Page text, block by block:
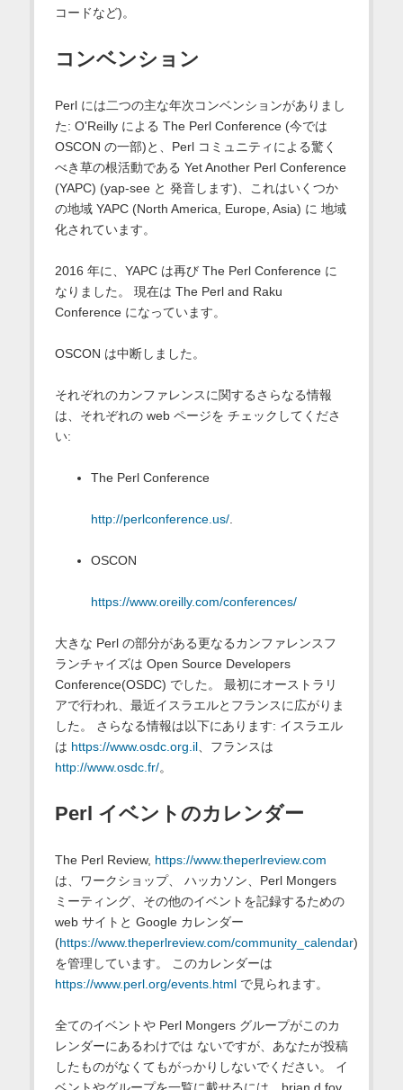
コードなど)。
コンベンション
Perl には二つの主な年次コンベンションがありまし
た: O'Reilly による The Perl Conference (今では
OSCON の一部)と、Perl コミュニティによる驚く
べき草の根活動である Yet Another Perl Conference
(YAPC) (yap-see と 発音します)、これはいくつか
の地域 YAPC (North America, Europe, Asia) に 地域
化されています。
2016 年に、YAPC は再び The Perl Conference に
なりました。 現在は The Perl and Raku
Conference になっています。
OSCON は中断しました。
それぞれのカンファレンスに関するさらなる情報
は、それぞれの web ページを チェックしてくださ
い:
The Perl Conference
http://perlconference.us/.
OSCON
https://www.oreilly.com/conferences/
大きな Perl の部分がある更なるカンファレンスフ
ランチャイズは Open Source Developers
Conference(OSDC) でした。 最初にオーストラリ
アで行われ、最近イスラエルとフランスに広がりま
した。 さらなる情報は以下にあります: イスラエル
は https://www.osdc.org.il、フランスは
http://www.osdc.fr/。
Perl イベントのカレンダー
The Perl Review, https://www.theperlreview.com
は、ワークショップ、 ハッカソン、Perl Mongers
ミーティング、その他のイベントを記録するための
web サイトと Google カレンダー
(https://www.theperlreview.com/community_calendar)
を管理しています。 このカレンダーは
https://www.perl.org/events.htmlで見られます。
全てのイベントや Perl Mongers グループがこのカ
レンダーにあるわけでは ないですが、あなたが投稿
したものがなくてもがっかりしないでください。 イ